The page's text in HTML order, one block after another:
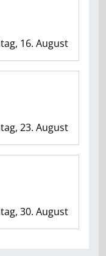
16. August
23. August
30. August